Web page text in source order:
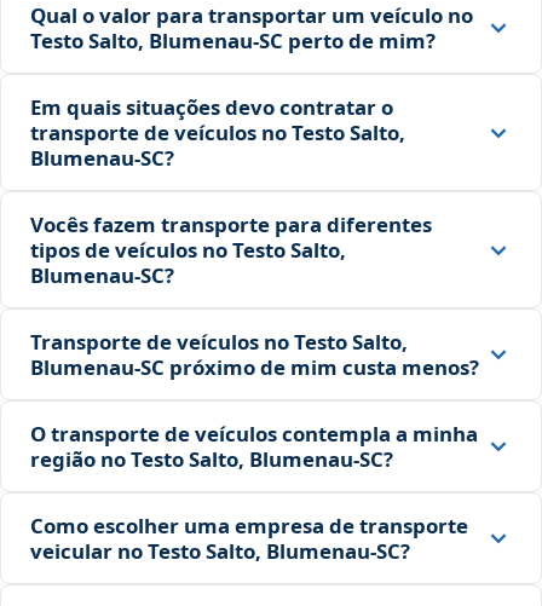
Qual o valor para transportar um veículo no
Testo Salto, Blumenau‑SC perto de mim?
Em quais situações devo contratar o
transporte de veículos no Testo Salto,
Blumenau‑SC?
Vocês fazem transporte para diferentes
tipos de veículos no Testo Salto,
Blumenau‑SC?
Transporte de veículos no Testo Salto,
Blumenau‑SC próximo de mim custa menos?
O transporte de veículos contempla a minha
região no Testo Salto, Blumenau‑SC?
Como escolher uma empresa de transporte
veicular no Testo Salto, Blumenau‑SC?